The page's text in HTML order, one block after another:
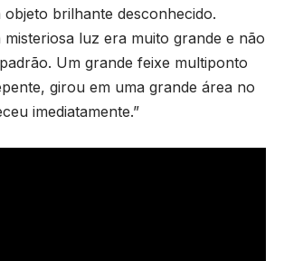
brilhante desconhecido.
misteriosa luz era muito grande e não
Um grande feixe multiponto
girou em uma grande área no
imediatamente.”